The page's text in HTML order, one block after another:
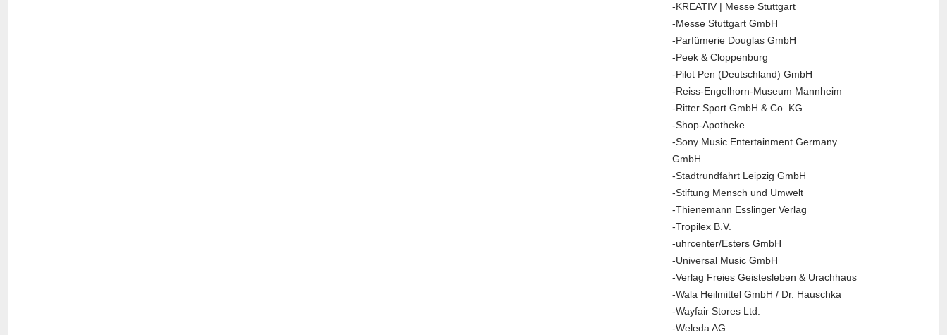
-KREATIV | Messe Stuttgart
-Messe Stuttgart GmbH
-Parfümerie Douglas GmbH
-Peek & Cloppenburg
-Pilot Pen (Deutschland) GmbH
-Reiss-Engelhorn-Museum Mannheim
-Ritter Sport GmbH & Co. KG
-Shop-Apotheke
-Sony Music Entertainment Germany
GmbH
-Stadtrundfahrt Leipzig GmbH
-Stiftung Mensch und Umwelt
-Thienemann Esslinger Verlag
-Tropilex B.V.
-uhrcenter/Esters GmbH
-Universal Music GmbH
-Verlag Freies Geistesleben & Urachhaus
-Wala Heilmittel GmbH / Dr. Hauschka
-Wayfair Stores Ltd.
-Weleda AG